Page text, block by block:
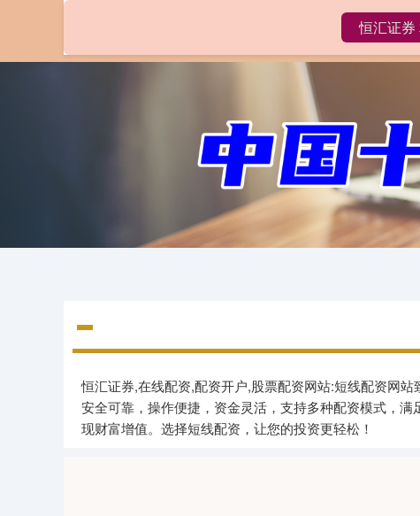
恒汇证券,在线配资,配资开户,股票配资网站:短线配资网
安全可靠，操作便捷，资金灵活，支持多种配资模式，
现财富增值。选择短线配资，让您的投资更轻松！
恒汇证券